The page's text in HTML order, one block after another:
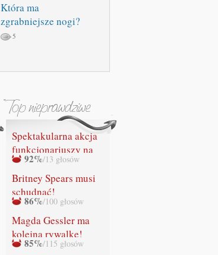
Która ma
zgrabniejsze nogi?
5
Spektakularna akcja
funkcjonariuszy na
lotnisku w Gdańsku.
Służby celne
przechwyciły
bezcenny obraz
Leonardo da Vinci z
rąk rosyjskiego
przemytnika!
92%/13 głosów
Britney Spears musi
schudnąć!
86%/100 głosów
Magda Gessler ma
kolejną rywalkę!
85%/115 głosów